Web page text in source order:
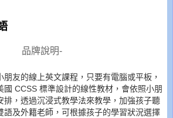
品牌說明-
友的線上英文課程，只要有電腦或平板，
國 CCSS 標準設計的線性教材，會依照小朋
排，透過沉浸式教學法來教學，加強孩子聽
語及外籍老師，可根據孩子的學習狀況選擇